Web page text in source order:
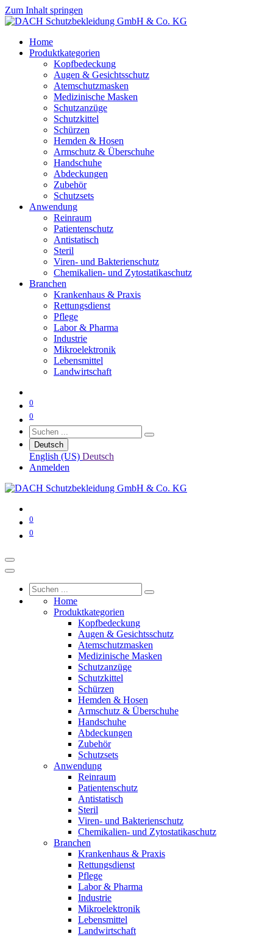
Zum Inhalt springen
Home
Produktkategorien
Kopfbedeckung
Augen & Gesichtsschutz
Atemschutzmasken
Medizinische Masken
Schutzanzüge
Schutzkittel
Schürzen
Hemden & Hosen
Armschutz & Überschuhe
Handschuhe
Abdeckungen
Zubehör
Schutzsets
Anwendung
Reinraum
Patientenschutz
Antistatisch
Steril
Viren- und Bakterienschutz
Chemikalien- und Zytostatikaschutz
Branchen
Krankenhaus & Praxis
Rettungsdienst
Pflege
Labor & Pharma
Industrie
Mikroelektronik
Lebensmittel
Landwirtschaft
0
0
Deutsch
English (US) Deutsch
Anmelden
0
0
Home
Produktkategorien
Kopfbedeckung
Augen & Gesichtsschutz
Atemschutzmasken
Medizinische Masken
Schutzanzüge
Schutzkittel
Schürzen
Hemden & Hosen
Armschutz & Überschuhe
Handschuhe
Abdeckungen
Zubehör
Schutzsets
Anwendung
Reinraum
Patientenschutz
Antistatisch
Steril
Viren- und Bakterienschutz
Chemikalien- und Zytostatikaschutz
Branchen
Krankenhaus & Praxis
Rettungsdienst
Pflege
Labor & Pharma
Industrie
Mikroelektronik
Lebensmittel
Landwirtschaft